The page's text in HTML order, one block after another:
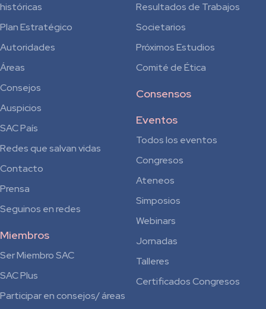
históricas
Plan Estratégico
Autoridades
Áreas
Consejos
Auspicios
SAC País
Redes que salvan vidas
Contacto
Prensa
Seguinos en redes
Miembros
Ser Miembro SAC
SAC Plus
Participar en consejos/ áreas
Resultados de Trabajos
Societarios
Próximos Estudios
Comité de Ética
Consensos
Eventos
Todos los eventos
Congresos
Ateneos
Simposios
Webinars
Jornadas
Talleres
Certificados Congresos